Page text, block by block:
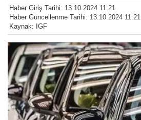
Haber Giriş Tarihi: 13.10.2024 11:21
Haber Güncellenme Tarihi: 13.10.2024 11:21
Kaynak: IGF